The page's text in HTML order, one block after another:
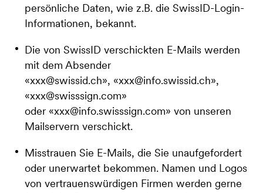
persönliche Daten, wie z.B. die SwissID-Login-
Informationen, bekannt.
Die von SwissID verschickten E-Mails werden
mit dem Absender
«xxx@swissid.ch», «xxx@info.swissid.ch»,
«xxx@swisssign.com»
oder «xxx@info.swisssign.com» von unseren
Mailservern verschickt.
Misstrauen Sie E-Mails, die Sie unaufgefordert
oder unerwartet bekommen. Namen und Logos
von vertrauenswürdigen Firmen werden gerne